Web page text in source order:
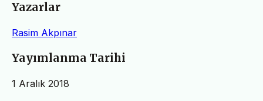
Yazarlar
Rasim Akpınar
Yayımlanma Tarihi
1 Aralık 2018